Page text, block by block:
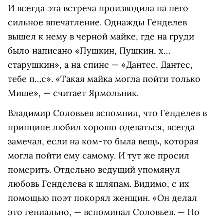
И всегда эта встреча производила на него
сильное впечатление. Однажды Генделев
вышел к нему в черной майке, где на груди
было написано «Пушкин, Пушкин, х…
старушкин», а на спине — «Дантес, Дантес,
тебе п…с». «Такая майка могла пойти только
Мише», — считает Ярмольник.
Владимир Соловьев вспомнил, что Генделев в
принципе любил хорошо одеваться, всегда
замечал, если на ком-то была вещь, которая
могла пойти ему самому. И тут же просил
померить. Отдельно ведущий упомянул
любовь Генделева к шляпам. Видимо, с их
помощью поэт покорял женщин. «Он делал
это гениально, — вспоминал Соловьев. — Но